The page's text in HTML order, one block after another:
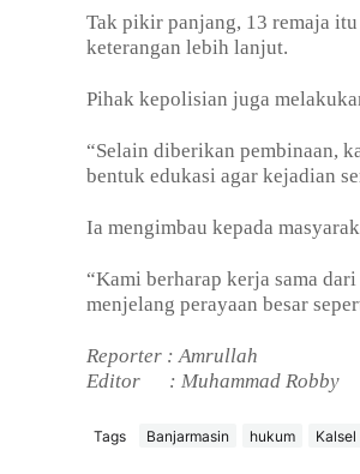
Tak pikir panjang, 13 remaja
keterangan lebih lanjut.
Pihak kepolisian juga
“Selain diberikan pembinaan,
bentuk edukasi agar kejadian
Ia mengimbau kepada
“Kami berharap kerja sama
menjelang perayaan besar
Reporter : Amrullah
Editor
: Muhammad Robby
Tags Banjarmasin hukum Kalsel